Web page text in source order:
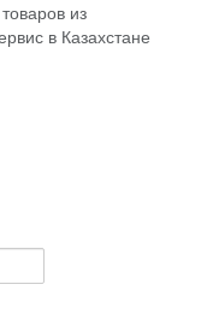
из
в Казахстане